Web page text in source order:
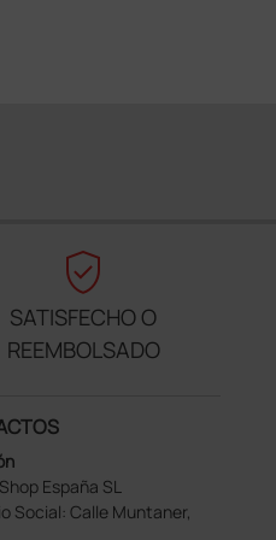
verified_user
SATISFECHO O
REEMBOLSADO
España SL
Social: Calle Muntaner,